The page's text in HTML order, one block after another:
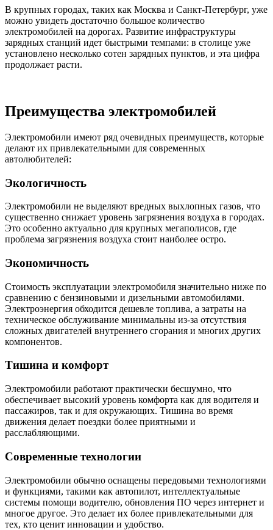
В крупных городах, таких как Москва и Санкт-Петербург, уже
можно увидеть достаточно большое количество
электромобилей на дорогах. Развитие инфраструктуры
зарядных станций идет быстрыми темпами: в столице уже
установлено несколько сотен зарядных пунктов, и эта цифра
продолжает расти.
Преимущества электромобилей
Электромобили имеют ряд очевидных преимуществ, которые
делают их привлекательными для современных
автолюбителей:
Экологичность
Электромобили не выделяют вредных выхлопных газов, что
существенно снижает уровень загрязнения воздуха в городах.
Это особенно актуально для крупных мегаполисов, где
проблема загрязнения воздуха стоит наиболее остро.
Экономичность
Стоимость эксплуатации электромобиля значительно ниже по
сравнению с бензиновыми и дизельными автомобилями.
Электроэнергия обходится дешевле топлива, а затраты на
техническое обслуживание минимальны из-за отсутствия
сложных двигателей внутреннего сгорания и многих других
компонентов.
Тишина и комфорт
Электромобили работают практически бесшумно, что
обеспечивает высокий уровень комфорта как для водителя и
пассажиров, так и для окружающих. Тишина во время
движения делает поездки более приятными и
расслабляющими.
Современные технологии
Электромобили обычно оснащены передовыми технологиями
и функциями, такими как автопилот, интеллектуальные
системы помощи водителю, обновления ПО через интернет и
многое другое. Это делает их более привлекательными для
тех, кто ценит инновации и удобство.